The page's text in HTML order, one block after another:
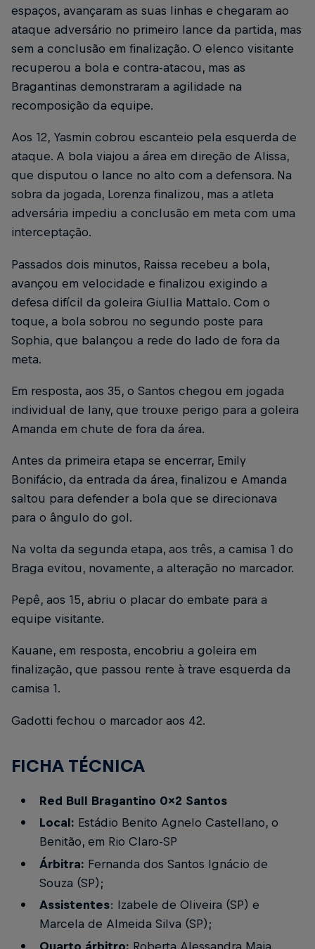
espaços, avançaram as suas linhas e chegaram ao
ataque adversário no primeiro lance da partida, mas
sem a conclusão em finalização. O elenco visitante
recuperou a bola e contra-atacou, mas as
Bragantinas demonstraram a agilidade na
recomposição da equipe.
Aos 12, Yasmin cobrou escanteio pela esquerda de
ataque. A bola viajou a área em direção de Alissa,
que disputou o lance no alto com a defensora. Na
sobra da jogada, Lorenza finalizou, mas a atleta
adversária impediu a conclusão em meta com uma
interceptação.
Passados dois minutos, Raissa recebeu a bola,
avançou em velocidade e finalizou exigindo a
defesa difícil da goleira Giullia Mattalo. Com o
toque, a bola sobrou no segundo poste para
Sophia, que balançou a rede do lado de fora da
meta.
Em resposta, aos 35, o Santos chegou em jogada
individual de Iany, que trouxe perigo para a goleira
Amanda em chute de fora da área.
Antes da primeira etapa se encerrar, Emily
Bonifácio, da entrada da área, finalizou e Amanda
saltou para defender a bola que se direcionava
para o ângulo do gol.
Na volta da segunda etapa, aos três, a camisa 1 do
Braga evitou, novamente, a alteração no marcador.
Pepê, aos 15, abriu o placar do embate para a
equipe visitante.
Kauane, em resposta, encobriu a goleira em
finalização, que passou rente à trave esquerda da
camisa 1.
Gadotti fechou o marcador aos 42.
FICHA TÉCNICA
Red Bull Bragantino 0x2 Santos
Local: Estádio Benito Agnelo Castellano, o
Benitão, em Rio Claro-SP
Árbitra: Fernanda dos Santos Ignácio de
Souza (SP);
Assistentes: Izabele de Oliveira (SP) e
Marcela de Almeida Silva (SP);
Quarto árbitro: Roberta Alessandra Maia